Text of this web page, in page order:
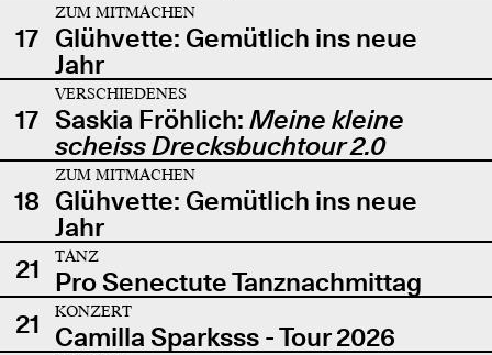
17
ZUM MITMACHEN
Glühvette: Gemütlich ins neue
Jahr
17
VERSCHIEDENES
Saskia Fröhlich: Meine kleine
scheiss Drecksbuchtour 2.0
18
ZUM MITMACHEN
Glühvette: Gemütlich ins neue
Jahr
21
TANZ
Pro Senectute Tanznachmittag
21
KONZERT
Camilla Sparksss - Tour 2026